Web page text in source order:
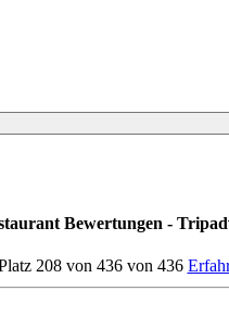
Bewertungen -
208 von 436 von 436